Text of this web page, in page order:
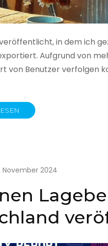
in dem ich
Aufgrund von
von Benutzer verfolgen
November 2024